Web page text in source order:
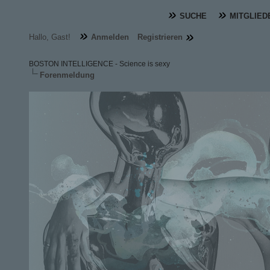
SUCHE
Hallo, Gast! Anmelden Registrieren
BOSTON INTELLIGENCE - Science is sexy
Forenmeldung